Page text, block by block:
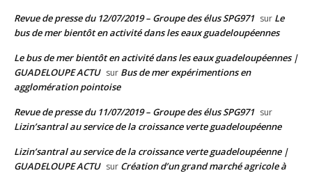
Revue de presse du 12/07/2019 – Groupe des élus SPG971 sur Le
bus de mer bientôt en activité dans les eaux guadeloupéennes
Le bus de mer bientôt en activité dans les eaux guadeloupéennes |
GUADELOUPE ACTU sur Bus de mer expérimentions en
agglomération pointoise
Revue de presse du 11/07/2019 – Groupe des élus SPG971 sur
Lizin’santral au service de la croissance verte guadeloupéenne
Lizin’santral au service de la croissance verte guadeloupéenne |
GUADELOUPE ACTU sur Création d’un grand marché agricole à